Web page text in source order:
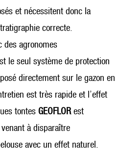
et nécessitent donc la
correcte.
des agronomes
le seul système de protection
directement sur le gazon en
est très rapide et l’effet
tontes GEOFLOR est
à disparaître
avec un effet naturel.